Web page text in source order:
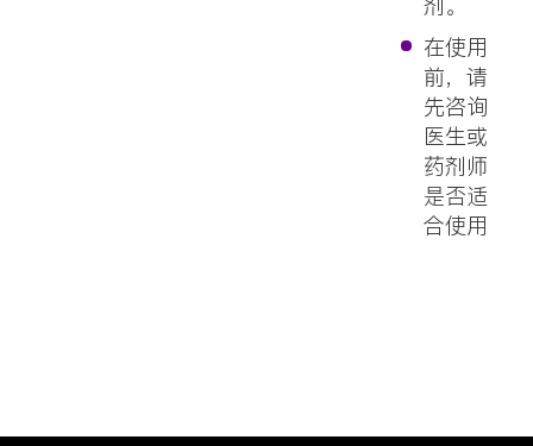
在使用
前，请
先咨询
医生或
药剂师
是否适
合使用